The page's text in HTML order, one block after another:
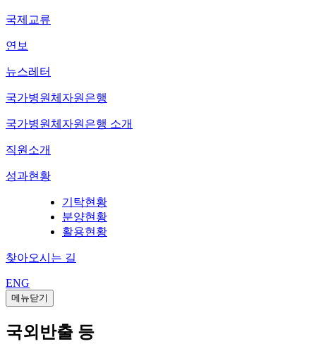
국제교류
연보
뉴스레터
국가병원체자원은행
국가병원체자원은행 소개
직원소개
성과현황
기탁현황
분양현황
활용현황
찾아오시는 길
ENG
메뉴닫기
국외반출 등